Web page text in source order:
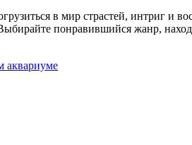
в мир страстей, интриг и
понравившийся жанр,
аквариуме